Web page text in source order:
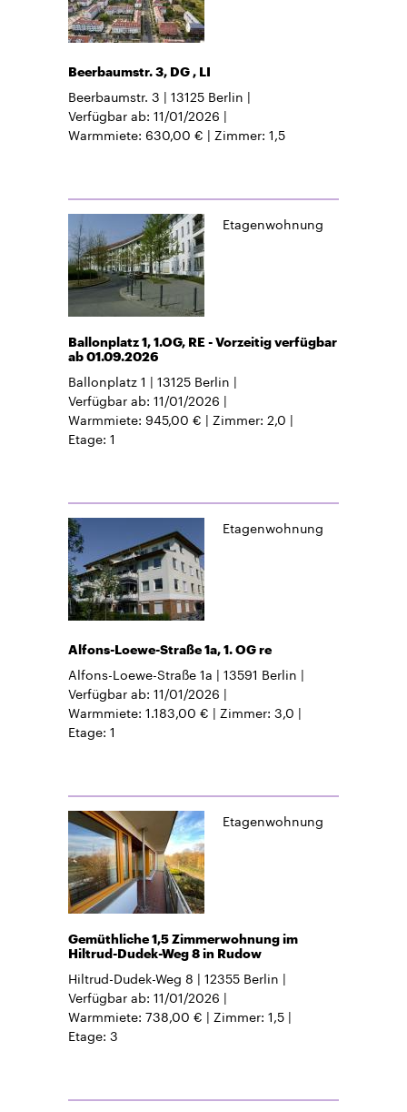
Beerbaumstr. 3, DG , LI
Beerbaumstr. 3 13125 Berlin
Verfügbar ab 11/01/2026
Warmmiete 630,00 € Zimmer 1,5
Etagenwohnung
Ballonplatz 1, 1.OG, RE - Vorzeitig verfügbar
ab 01.09.2026
Ballonplatz 1 13125 Berlin
Verfügbar ab 11/01/2026
Warmmiete 945,00 € Zimmer 2,0
Etage 1
Etagenwohnung
Alfons-Loewe-Straße 1a, 1. OG re
Alfons-Loewe-Straße 1a 13591 Berlin
Verfügbar ab 11/01/2026
Warmmiete 1.183,00 € Zimmer 3,0
Etage 1
Etagenwohnung
Gemüthliche 1,5 Zimmerwohnung im
Hiltrud-Dudek-Weg 8 in Rudow
Hiltrud-Dudek-Weg 8 12355 Berlin
Verfügbar ab 11/01/2026
Warmmiete 738,00 € Zimmer 1,5
Etage 3